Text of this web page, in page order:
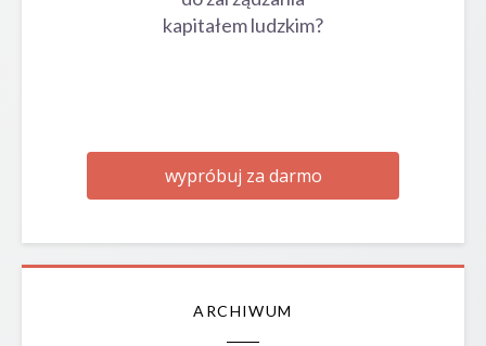
kapitałem ludzkim?
wypróbuj za darmo
ARCHIWUM